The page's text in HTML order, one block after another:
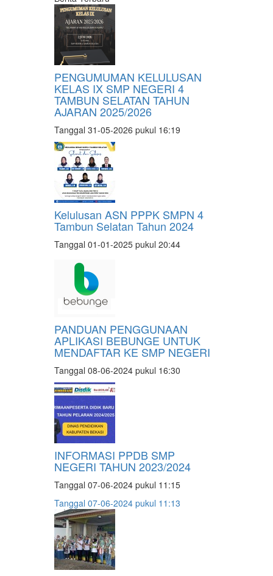
PENGUMUMAN KELULUSAN
KELAS IX SMP NEGERI 4
TAMBUN SELATAN TAHUN
AJARAN 2025/2026
Tanggal 31-05-2026 pukul 16:19
Kelulusan ASN PPPK SMPN 4
Tambun Selatan Tahun 2024
Tanggal 01-01-2025 pukul 20:44
PANDUAN PENGGUNAAN
APLIKASI BEBUNGE UNTUK
MENDAFTAR KE SMP NEGERI
Tanggal 08-06-2024 pukul 16:30
INFORMASI PPDB SMP
NEGERI TAHUN 2023/2024
Tanggal 07-06-2024 pukul 11:15
Tanggal 07-06-2024 pukul 11:13